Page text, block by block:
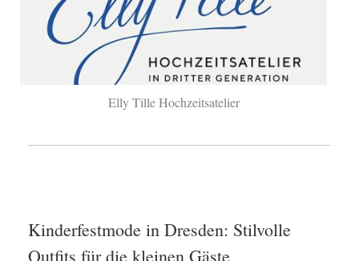
Elly Tille Hochzeitsatelier
Kinderfestmode in Dresden: Stilvolle
Outfits für die kleinen Gäste